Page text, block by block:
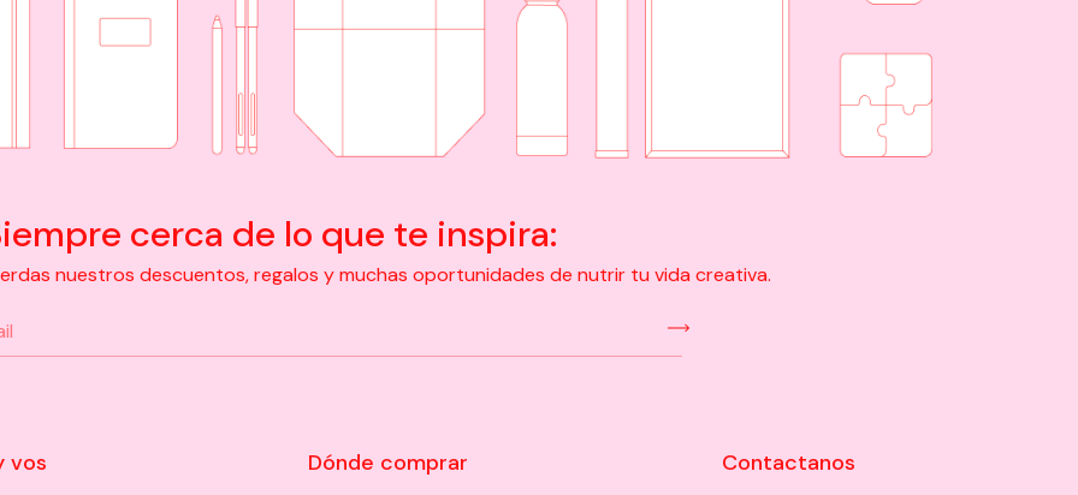
cerca de lo que te inspira:
nuestros descuentos, regalos y muchas oportunidades de nutrir tu vida creativa.
vos Dónde comprar Contactanos